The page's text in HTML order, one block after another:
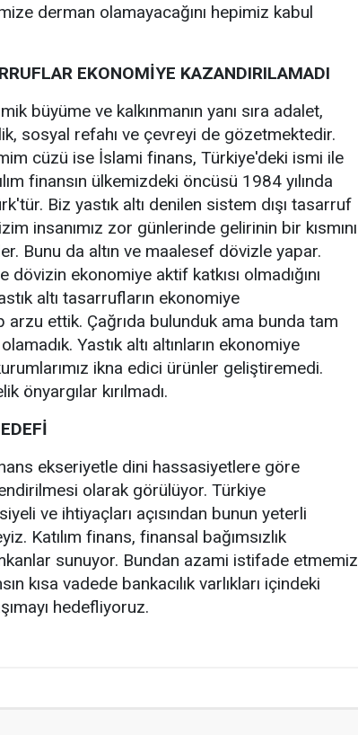
derman olamayacağını hepimiz kabul
EKONOMİYE KAZANDIRILAMADI
büyüme ve kalkınmanın yanı sıra adalet,
sosyal refahı ve çevreyi de gözetmektedir.
cüzü ise İslami finans, Türkiye'deki ismi ile
finansın ülkemizdeki öncüsü 1984 yılında
Biz yastık altı denilen sistem dışı tasarruf
insanımız zor günlerinde gelirinin bir kısmını
Bunu da altın ve maalesef dövizle yapar.
dövizin ekonomiye aktif katkısı olmadığını
altı tasarrufların ekonomiye
arzu ettik. Çağrıda bulunduk ama bunda tam
Yastık altı altınların ekonomiye
ikna edici ürünler geliştiremedi.
önyargılar kırılmadı.
ekseriyetle dini hassasiyetlere göre
olarak görülüyor. Türkiye
ve ihtiyaçları açısından bunun yeterli
Katılım finans, finansal bağımsızlık
sunuyor. Bundan azami istifade etmemiz
kısa vadede bankacılık varlıkları içindeki
hedefliyoruz.